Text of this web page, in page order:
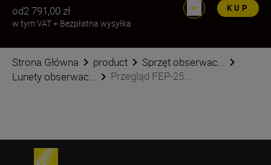
od2 791,00 zł
w tym VAT+ Bezpłatna wysyłka
KUP
Strona Główna product
Sprzęt obserwac...
Lunety obserwac...
Przegląd FEP-25...